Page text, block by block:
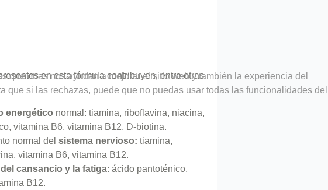
en esta fórmula contribuyen, entre otras
energético normal: tiamina, riboflavina, niacina,
vitamina B6, vitamina B12, D-biotina.
normal del sistema nervioso: tiamina,
vitamina B6, vitamina B12.
cansancio y la fatiga: ácido pantoténico,
B12.
otras nos ayudan a mejorar el sitio web y también la experiencia del
si las rechazas, puede que no puedas usar todas las funcionalidades del